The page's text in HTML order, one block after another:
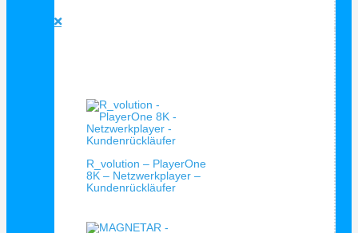
R_volution – PlayerOne
8K – Netzwerkplayer –
Kundenrückläufer